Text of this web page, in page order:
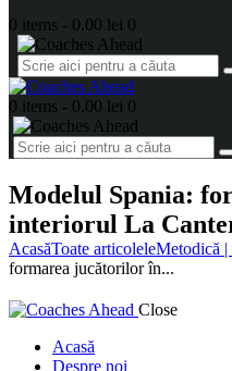
0 items - 0.00 lei 0
0 items - 0.00 lei 0
Modelul Spania:
interiorul La
AcasăToate articoleleMetodică |
formarea jucătorilor în...
Close
Acasă
Despre noi